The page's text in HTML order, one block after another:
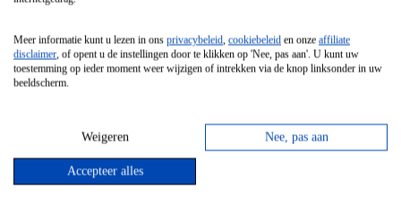
Vrijstaande Magnetron
Vrijstaande Kookplaat
Inbouw Gaskookplaat
Inbouw Keramische Kookplaat
Kookplaat Accessoires
Meer informatie kunt u lezen in ons privacybeleid, cookiebeleid en onze affiliate
disclaimer, of opent u de instellingen door te klikken op 'Nee, pas aan'. U kunt uw
toestemming op ieder moment weer wijzigen of intrekken via de knop linksonder in uw
beeldscherm.
Weigeren Nee, pas aan
Accepteer alles